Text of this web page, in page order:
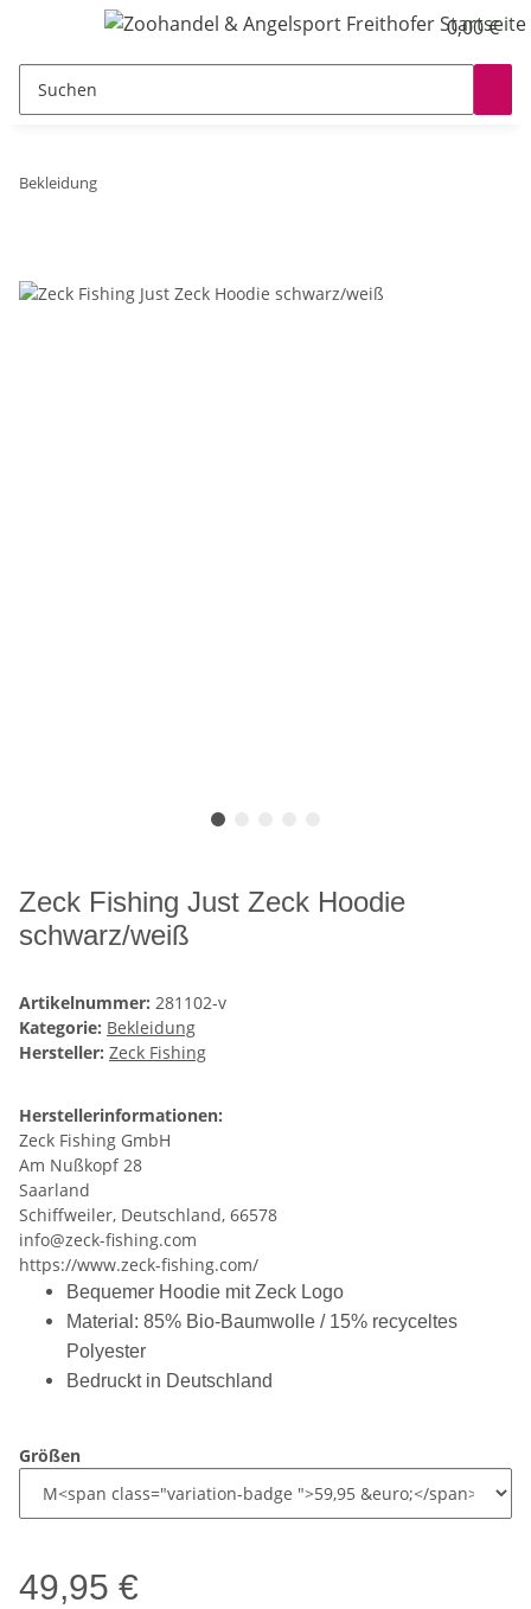
0,00 €
Bekleidung
Zeck Fishing Just Zeck Hoodie
schwarz/weiß
Artikelnummer: 281102-v
Kategorie: Bekleidung
Hersteller: Zeck Fishing
Herstellerinformationen:
Zeck Fishing GmbH
Am Nußkopf 28
Saarland
Schiffweiler, Deutschland, 66578
info@zeck-fishing.com
https://www.zeck-fishing.com/
Bequemer Hoodie mit Zeck Logo
Material: 85% Bio-Baumwolle / 15% recyceltes
Polyester
Bedruckt in Deutschland
Größen
49,95 €